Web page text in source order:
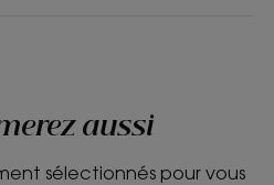
aussi
sélectionnés pour vous